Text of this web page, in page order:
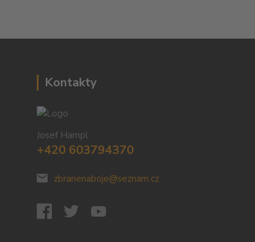
Kontakty
Josef Hampl
+420 603794370
zbranenaboje@seznam.cz